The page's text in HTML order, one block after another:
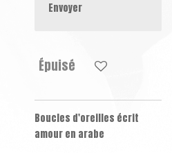
Envoyer
Épuisé
Boucles d'oreilles écrit
amour en arabe